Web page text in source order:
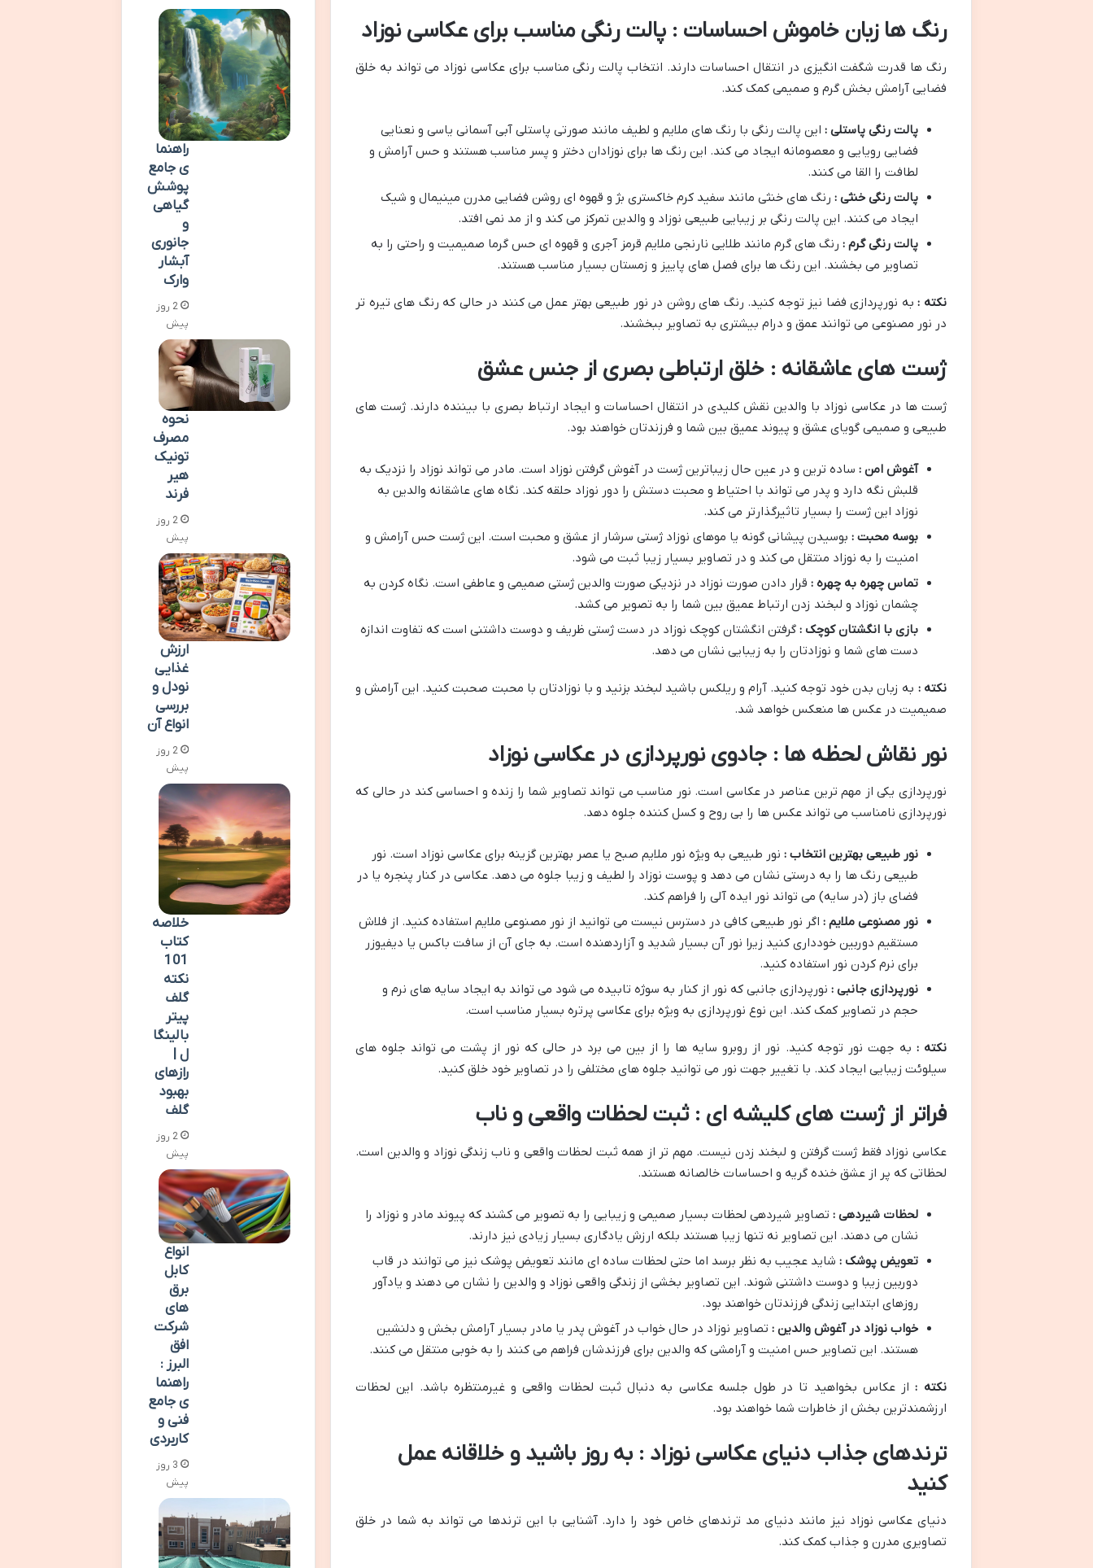
رنگ ها زبان خاموش احساسات : پالت رنگی مناسب برای عکاسی نوزاد
رنگ ها قدرت شگفت انگیزی در انتقال احساسات دارند. انتخاب پالت رنگی مناسب برای عکاسی نوزاد می تواند به خلق
فضایی آرامش بخش گرم و صمیمی کمک کند.
پالت رنگی پاستلی : این پالت رنگی با رنگ های ملایم و لطیف مانند صورتی پاستلی آبی آسمانی یاسی و نعنایی
فضایی رویایی و معصومانه ایجاد می کند. این رنگ ها برای نوزادان دختر و پسر مناسب هستند و حس آرامش و
لطافت را القا می کنند.
پالت رنگی خنثی : رنگ های خنثی مانند سفید کرم خاکستری بژ و قهوه ای روشن فضایی مدرن مینیمال و شیک
ایجاد می کنند. این پالت رنگی بر زیبایی طبیعی نوزاد و والدین تمرکز می کند و از مد نمی افتد.
پالت رنگی گرم : رنگ های گرم مانند طلایی نارنجی ملایم قرمز آجری و قهوه ای حس گرما صمیمیت و راحتی را به
تصاویر می بخشند. این رنگ ها برای فصل های پاییز و زمستان بسیار مناسب هستند.
نکته : به نورپردازی فضا نیز توجه کنید. رنگ های روشن در نور طبیعی بهتر عمل می کنند در حالی که رنگ های تیره تر
در نور مصنوعی می توانند عمق و درام بیشتری به تصاویر ببخشند.
ژست های عاشقانه : خلق ارتباطی بصری از جنس عشق
ژست ها در عکاسی نوزاد با والدین نقش کلیدی در انتقال احساسات و ایجاد ارتباط بصری با بیننده دارند. ژست های
طبیعی و صمیمی گویای عشق و پیوند عمیق بین شما و فرزندتان خواهند بود.
آغوش امن : ساده ترین و در عین حال زیباترین ژست در آغوش گرفتن نوزاد است. مادر می تواند نوزاد را نزدیک به
قلبش نگه دارد و پدر می تواند با احتیاط و محبت دستش را دور نوزاد حلقه کند. نگاه های عاشقانه والدین به
نوزاد این ژست را بسیار تاثیرگذارتر می کند.
بوسه محبت : بوسیدن پیشانی گونه یا موهای نوزاد ژستی سرشار از عشق و محبت است. این ژست حس آرامش و
امنیت را به نوزاد منتقل می کند و در تصاویر بسیار زیبا ثبت می شود.
تماس چهره به چهره : قرار دادن صورت نوزاد در نزدیکی صورت والدین ژستی صمیمی و عاطفی است. نگاه کردن به
چشمان نوزاد و لبخند زدن ارتباط عمیق بین شما را به تصویر می کشد.
بازی با انگشتان کوچک :گرفتن انگشتان کوچک نوزاد در دست ژستی ظریف و دوست داشتنی است که تفاوت اندازه
دست های شما و نوزادتان را به زیبایی نشان می دهد.
نکته : به زبان بدن خود توجه کنید. آرام و ریلکس باشید لبخند بزنید و با نوزادتان با محبت صحبت کنید. این آرامش و
صمیمیت در عکس ها منعکس خواهد شد.
نور نقاش لحظه ها : جادوی نورپردازی در عکاسی نوزاد
نورپردازی یکی از مهم ترین عناصر در عکاسی است. نور مناسب می تواند تصاویر شما را زنده و احساسی کند در حالی که
نورپردازی نامناسب می تواند عکس ها را بی روح و کسل کننده جلوه دهد.
نور طبیعی بهترین انتخاب : نور طبیعی به ویژه نور ملایم صبح یا عصر بهترین گزینه برای عکاسی نوزاد است. نور
طبیعی رنگ ها را به درستی نشان می دهد و پوست نوزاد را لطیف و زیبا جلوه می دهد. عکاسی در کنار پنجره یا در
فضای باز (در سایه) می تواند نور ایده آلی را فراهم کند.
نور مصنوعی ملایم : اگر نور طبیعی کافی در دسترس نیست می توانید از نور مصنوعی ملایم استفاده کنید. از فلاش
مستقیم دوربین خودداری کنید زیرا نور آن بسیار شدید و آزاردهنده است. به جای آن از سافت باکس یا دیفیوزر
برای نرم کردن نور استفاده کنید.
نورپردازی جانبی : نورپردازی جانبی که نور از کنار به سوژه تابیده می شود می تواند به ایجاد سایه های نرم و
حجم در تصاویر کمک کند. این نوع نورپردازی به ویژه برای عکاسی پرتره بسیار مناسب است.
نکته : به جهت نور توجه کنید. نور از روبرو سایه ها را از بین می برد در حالی که نور از پشت می تواند جلوه های
سیلوئت زیبایی ایجاد کند. با تغییر جهت نور می توانید جلوه های مختلفی را در تصاویر خود خلق کنید.
فراتر از ژست های کلیشه ای : ثبت لحظات واقعی و ناب
عکاسی نوزاد فقط ژست گرفتن و لبخند زدن نیست. مهم تر از همه ثبت لحظات واقعی و ناب زندگی نوزاد و والدین است.
لحظاتی که پر از عشق خنده گریه و احساسات خالصانه هستند.
لحظات شیردهی : تصاویر شیردهی لحظات بسیار صمیمی و زیبایی را به تصویر می کشند که پیوند مادر و نوزاد را
نشان می دهند. این تصاویر نه تنها زیبا هستند بلکه ارزش یادگاری بسیار زیادی نیز دارند.
تعویض پوشک : شاید عجیب به نظر برسد اما حتی لحظات ساده ای مانند تعویض پوشک نیز می توانند در قاب
دوربین زیبا و دوست داشتنی شوند. این تصاویر بخشی از زندگی واقعی نوزاد و والدین را نشان می دهند و یادآور
روزهای ابتدایی زندگی فرزندتان خواهند بود.
خواب نوزاد در آغوش والدین : تصاویر نوزاد در حال خواب در آغوش پدر یا مادر بسیار آرامش بخش و دلنشین
هستند. این تصاویر حس امنیت و آرامشی که والدین برای فرزندشان فراهم می کنند را به خوبی منتقل می کنند.
نکته : از عکاس بخواهید تا در طول جلسه عکاسی به دنبال ثبت لحظات واقعی و غیرمنتظره باشد. این لحظات
ارزشمندترین بخش از خاطرات شما خواهند بود.
ترندهای جذاب دنیای عکاسی نوزاد : به روز باشید و خلاقانه عمل
کنید
دنیای عکاسی نوزاد نیز مانند دنیای مد ترندهای خاص خود را دارد. آشنایی با این ترندها می تواند به شما در خلق
تصاویری مدرن و جذاب کمک کند.
راهنما
ی جامع
پوشش
گیاهی
و
جانوری
آبشار
وارک
2 روز
پیش
نحوه
مصرف
تونیک
هیر
فرند
2 روز
پیش
ارزش
غذایی
نودل و
بررسی
انواع آن
2 روز
پیش
خلاصه
کتاب
101
نکته
گلف
پیتر
بالینگا
ل |
رازهای
بهبود
گلف
2 روز
پیش
انواع
کابل
برق
های
شرکت
افق
البرز :
راهنما
ی جامع
فنی و
کاربردی
3 روز
پیش